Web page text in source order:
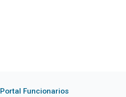
Portal Funcionarios